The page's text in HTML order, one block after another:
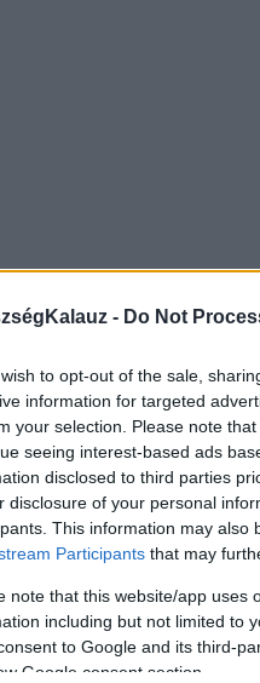
- Do Not
to opt-out of the sale,
information for targeted
your selection. Please note
seeing interest-based ads
disclosed to third parties
disclosure of your personal
This information may also
Participants that may
note that this website/app
including but not limited to
to Google and its third-
Google consent section.